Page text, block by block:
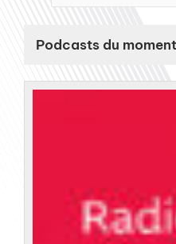
Podcasts du